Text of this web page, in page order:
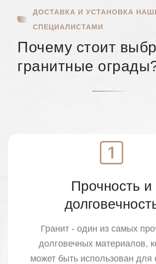
ДОСТАВКА И УСТАНОВКА
СПЕЦИАЛИСТАМИ
Почему стоит
гранитные
Прочность и
Гранит - один из самых
долговечных материалов,
может быть использован для